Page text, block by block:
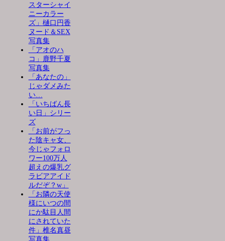
スターシャイ
ニーカラー
ズ」樋口円香
ヌード＆SEX
写真集
「アオのハ
コ」鹿野千夏
写真集
「あなたの」
じゃダメみた
い…
「いちばん長
い日」シリー
ズ
「お前がフっ
た陰キャ女、
今じゃフォロ
ワー100万人
超えの爆乳グ
ラビアアイド
ルだぞ？w」
「お隣の天使
様にいつの間
にか駄目人間
にされていた
件」椎名真昼
写真集